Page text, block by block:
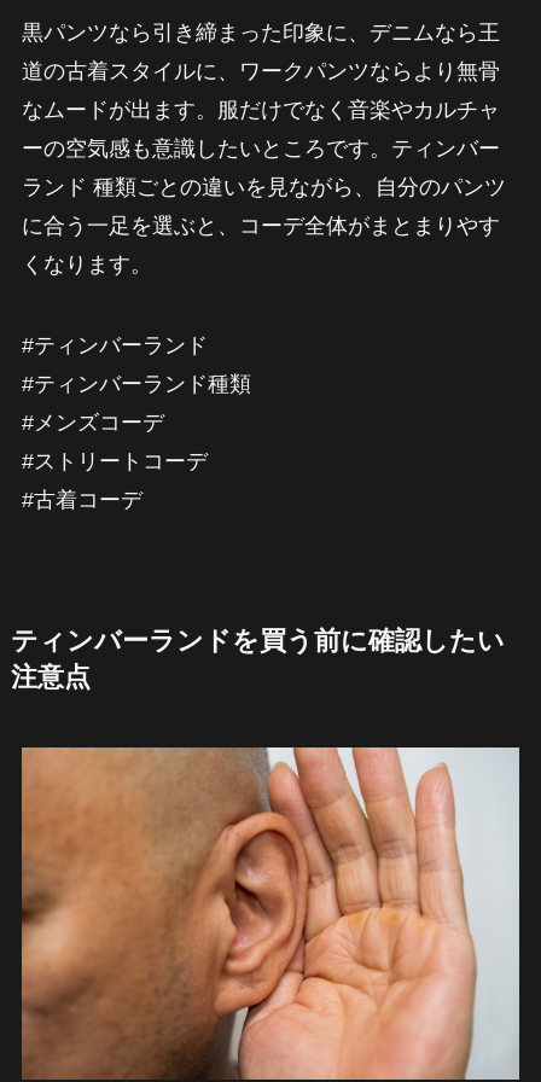
黒パンツなら引き締まった印象に、デニムなら王
道の古着スタイルに、ワークパンツならより無骨
なムードが出ます。服だけでなく音楽やカルチャ
ーの空気感も意識したいところです。ティンバー
ランド 種類ごとの違いを見ながら、自分のパンツ
に合う一足を選ぶと、コーデ全体がまとまりやす
くなります。
#ティンバーランド
#ティンバーランド種類
#メンズコーデ
#ストリートコーデ
#古着コーデ
ティンバーランドを買う前に確認したい
注意点